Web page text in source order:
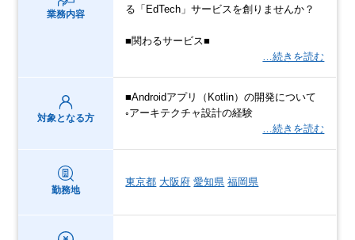
業務内容
る「EdTech」サービスを創りませんか？
■関わるサービス■
…続きを読む
対象となる方
■Androidアプリ（Kotlin）の開発について
◦アーキテクチャ設計の経験
…続きを読む
勤務地
東京都 大阪府 愛知県 福岡県